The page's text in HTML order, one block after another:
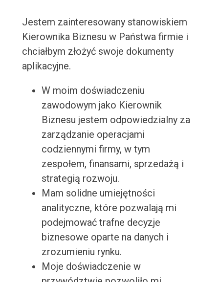
Jestem zainteresowany stanowiskiem
Kierownika Biznesu w Państwa firmie i
chciałbym złożyć swoje dokumenty
aplikacyjne.
W moim doświadczeniu
zawodowym jako Kierownik
Biznesu jestem odpowiedzialny za
zarządzanie operacjami
codziennymi firmy, w tym
zespołem, finansami, sprzedażą i
strategią rozwoju.
Mam solidne umiejętności
analityczne, które pozwalają mi
podejmować trafne decyzje
biznesowe oparte na danych i
zrozumieniu rynku.
Moje doświadczenie w